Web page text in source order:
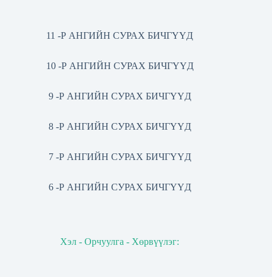
11 -Р АНГИЙН СУРАХ БИЧГҮҮД
10 -Р АНГИЙН СУРАХ БИЧГҮҮД
9 -Р АНГИЙН СУРАХ БИЧГҮҮД
8 -Р АНГИЙН СУРАХ БИЧГҮҮД
7 -Р АНГИЙН СУРАХ БИЧГҮҮД
6 -Р АНГИЙН СУРАХ БИЧГҮҮД
Хэл - Орчуулга - Хөрвүүлэг: